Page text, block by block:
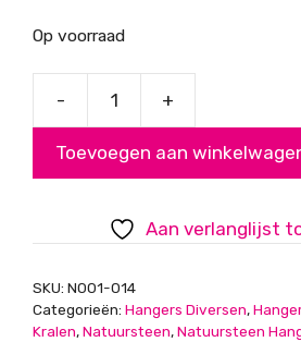
Op voorraad
-
Hanger
23
mm
+
Toevoegen aan
Aan verlanglijst
SKU: N001-014
Categorieën: Hangers Diversen,
Kralen,Natuursteen,Natuursteen